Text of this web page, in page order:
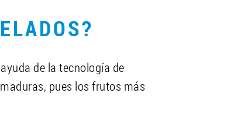
de la tecnología de
pues los frutos más